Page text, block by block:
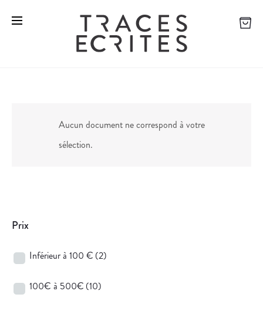
Aucun document ne correspond à votre
sélection.
Prix
Inférieur à 100 € (2)
100€ à 500€ (10)